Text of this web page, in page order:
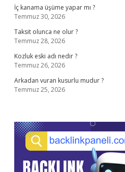
İç kanama üşüme yapar mı ?
Temmuz 30, 2026
Taksit olunca ne olur ?
Temmuz 28, 2026
Kozluk eski adı nedir ?
Temmuz 26, 2026
Arkadan vuran kusurlu mudur ?
Temmuz 25, 2026